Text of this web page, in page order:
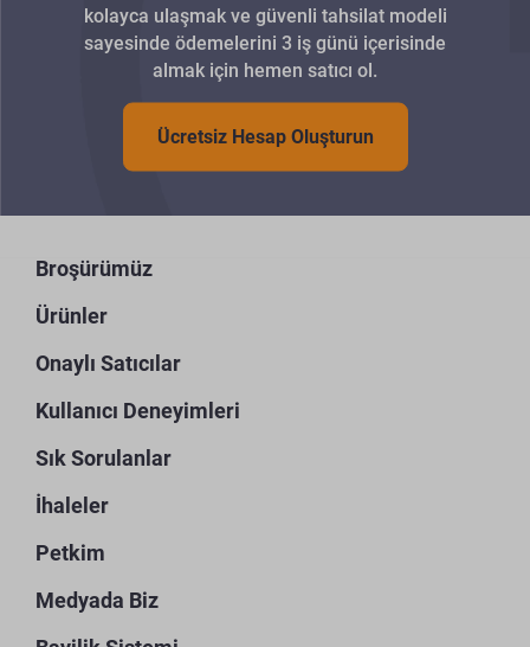
kolayca ulaşmak ve güvenli tahsilat modeli
sayesinde ödemelerini 3 iş günü içerisinde
almak için hemen satıcı ol.
Ücretsiz Hesap Oluşturun
Broşürümüz
Ürünler
Onaylı Satıcılar
Kullanıcı Deneyimleri
Sık Sorulanlar
İhaleler
Petkim
Medyada Biz